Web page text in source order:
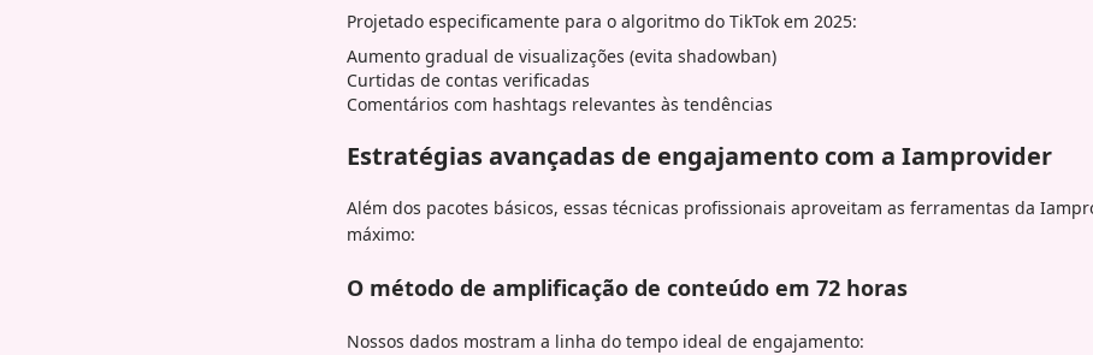
Projetado especificamente para o algoritmo do TikTok em 2025:
Aumento gradual de visualizações (evita shadowban)
Curtidas de contas verificadas
Comentários com hashtags relevantes às tendências
Estratégias avançadas de engajamento com a Iamprovider
Além dos pacotes básicos, essas técnicas profissionais aproveitam as ferramentas da
máximo:
O método de amplificação de conteúdo em 72 horas
Nossos dados mostram a linha do tempo ideal de engajamento: